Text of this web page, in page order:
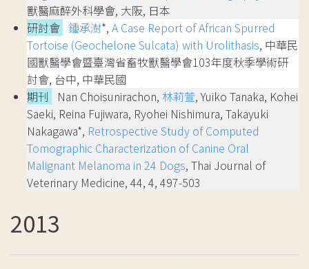
獸醫麻醉外科學會, 大阪, 日本
研討會 鍾承澍*, A Case Report of African Spurred
Tortoise (Geochelone Sulcata) with Urolithasis, 中華民
國獸醫學會暨臺灣省畜牧獸醫學會103年度秋季學術研
討會, 台中, 中華民國
期刊
Nan Choisunirachon, 林莉萱, Yuiko Tanaka, Kohei
Saeki, Reina Fujiwara, Ryohei Nishimura, Takayuki
Nakagawa*, Retrospective Study of Computed
Tomographic Characterization of Canine Oral
Malignant Melanoma in 24 Dogs, Thai Journal of
Veterinary Medicine, 44, 4, 497-503
2013